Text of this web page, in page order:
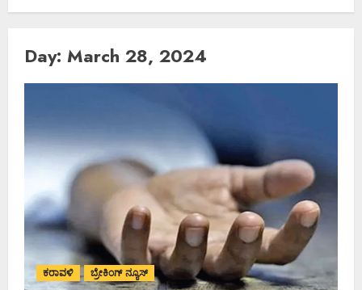
Day: March 28, 2024
ಕರಾವಳಿ ಬ್ರೇಕಿಂಗ್ ನ್ಯೂಸ್